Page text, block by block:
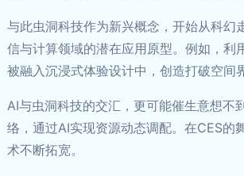
与此虫洞科技作为新兴概念，开始从科幻
信与计算领域的潜在应用原型。例如，
被融入沉浸式体验设计中，创造打破空间
AI与虫洞科技的交汇，更可能催生意想不
络，通过AI实现资源动态调配。在CES
术不断拓宽。